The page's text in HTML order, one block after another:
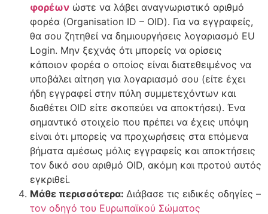
φορέων ώστε να λάβει αναγνωριστικό αριθμό
φορέα (Organisation ID – OID). Για να εγγραφείς,
θα σου ζητηθεί να δημιουργήσεις λογαριασμό EU
Login. Μην ξεχνάς ότι μπορείς να ορίσεις
κάποιον φορέα ο οποίος είναι διατεθειμένος να
υποβάλει αίτηση για λογαριασμό σου (είτε έχει
ήδη εγγραφεί στην πύλη συμμετεχόντων και
διαθέτει OID είτε σκοπεύει να αποκτήσει). Ένα
σημαντικό στοιχείο που πρέπει να έχεις υπόψη
είναι ότι μπορείς να προχωρήσεις στα επόμενα
βήματα αμέσως μόλις εγγραφείς και αποκτήσεις
τον δικό σου αριθμό OID, ακόμη και προτού αυτός
εγκριθεί.
Μάθε περισσότερα: Διάβασε τις ειδικές οδηγίες –
τον οδηγό του Ευρωπαϊκού Σώματος